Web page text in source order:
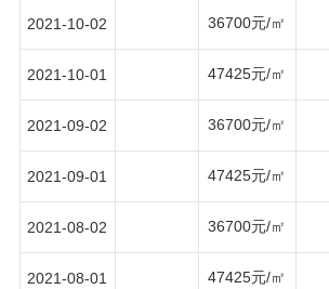
2021-10-02 36700元/㎡
2021-10-01 47425元/㎡
2021-09-02 36700元/㎡
2021-09-01 47425元/㎡
2021-08-02 36700元/㎡
2021-08-01 47425元/㎡